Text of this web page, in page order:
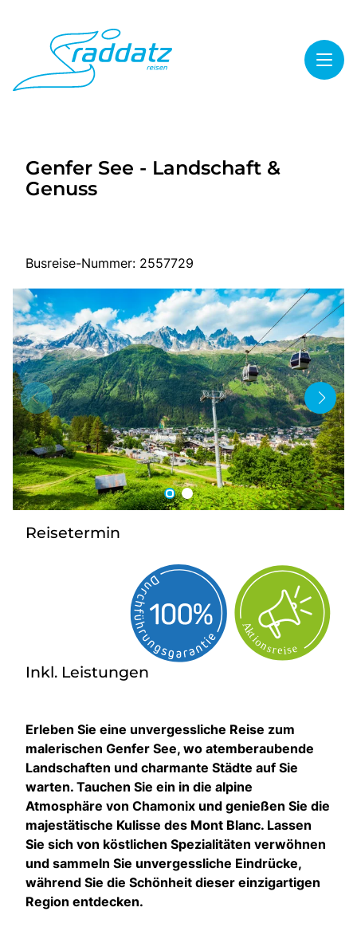
Highlights
Service
Start
Mehrtagesreisen
Tagesreisen
Bus anmieten
Service
Kontakt
Genfer See - Landschaft &
Genuss
Busreise-Nummer: 2557729
Reisetermin
Inkl. Leistungen
Erleben Sie eine unvergessliche Reise zum
malerischen Genfer See, wo atemberaubende
Landschaften und charmante Städte auf Sie
warten. Tauchen Sie ein in die alpine
Atmosphäre von Chamonix und genießen Sie die
majestätische Kulisse des Mont Blanc. Lassen
Sie sich von köstlichen Spezialitäten verwöhnen
und sammeln Sie unvergessliche Eindrücke,
während Sie die Schönheit dieser einzigartigen
Region entdecken.